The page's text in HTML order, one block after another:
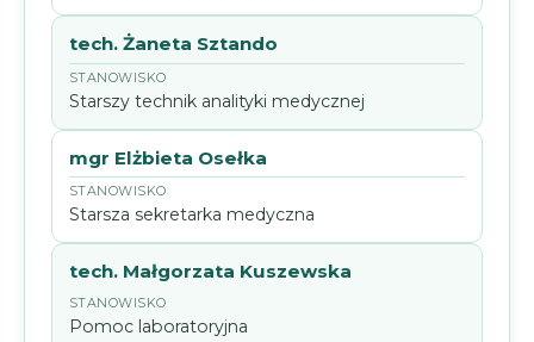
tech. Żaneta Sztando
Starszy technik analityki medycznej
mgr Elżbieta Osełka
Starsza sekretarka medyczna
tech. Małgorzata Kuszewska
Pomoc laboratoryjna